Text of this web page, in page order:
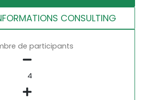
CONSULTING
de participants